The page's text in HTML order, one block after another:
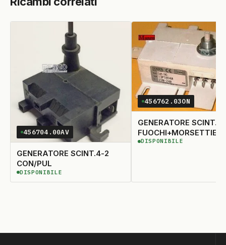
456704.00AV
GENERATORE SCINT.4-2
CON/PUL
DISPONIBILE
DISPONIBILE
456762.03ON
GENERATORE SCINT.6
DISPONIBILE
DISPONIBILE